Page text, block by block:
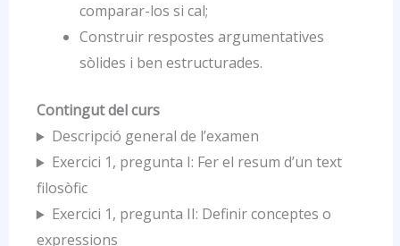
comparar-los si cal;
Construir respostes argumentatives
sòlides i ben estructurades.
Contingut del curs
Descripció general de l’examen
Exercici 1, pregunta I: Fer el resum d’un text
filosòfic
Exercici 1, pregunta II: Definir conceptes o
expressions